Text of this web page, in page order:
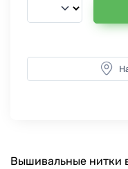
Вышивальные нитки